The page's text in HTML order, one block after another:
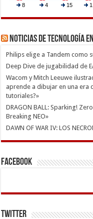
Noticias de Tecnología
Philips elige a Tandem como
Deep Dive de jugabilidad de
Wacom y Mitch Leeuwe
aprende a dibujar en una
tutoriales?»
DRAGON BALL: Sparking!
Breaking NEO»
DAWN OF WAR IV: LOS
Facebook
Twitter